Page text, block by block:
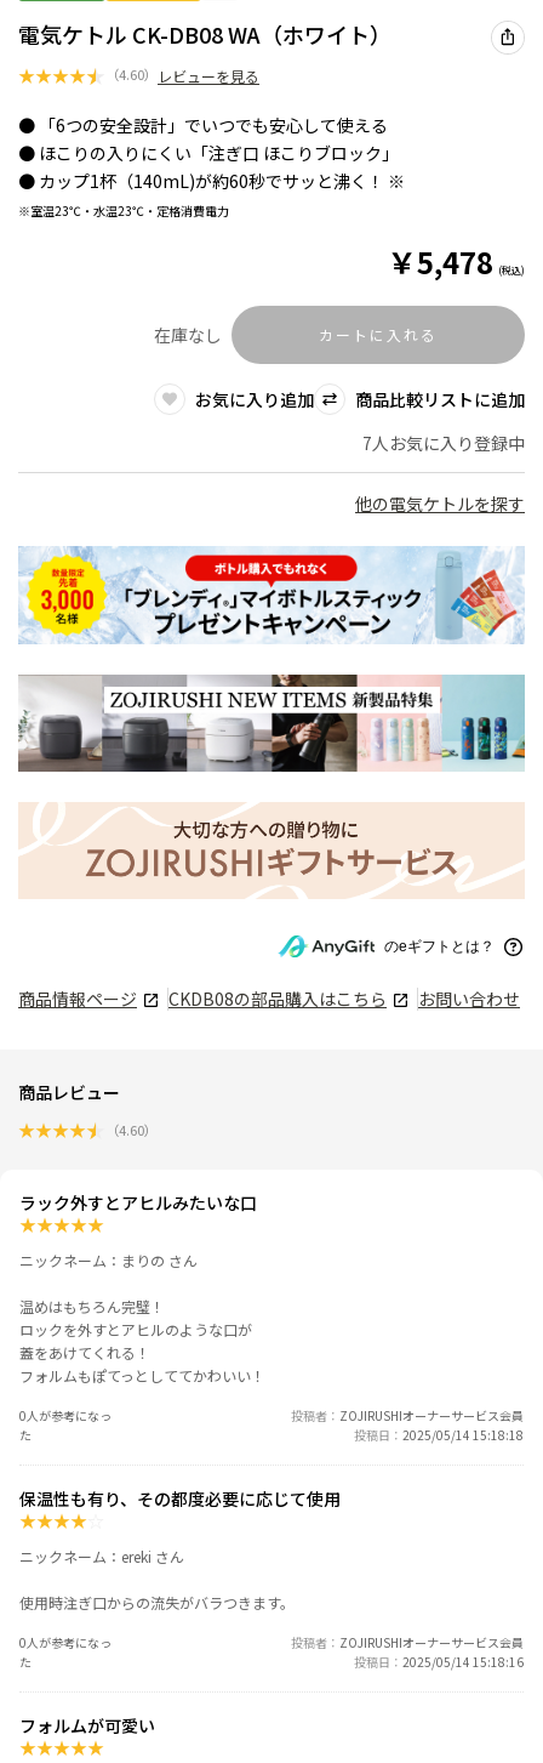
電気ケトル CK-DB08 WA（ホワイト）
★★★★★ （4.60） レビューを見る
● 「6つの安全設計」でいつでも安心して使える
● ほこりの入りにくい「注ぎ口 ほこりブロック」
● カップ1杯（140mL)が約60秒でサッと沸く！ ※
※室温23℃・水温23℃・定格消費電力
￥5,478 (税込)
在庫なし カートに入れる
お気に入り追加
商品比較リストに追加
7人お気に入り登録中
他の電気ケトルを探す
のeギフトとは？
商品情報ページ CKDB08の部品購入はこちら お問い合わせ
商品レビュー
★★★★★ （4.60）
ラック外すとアヒルみたいな口
★★★★★
ニックネーム：まりの さん
温めはもちろん完璧！
ロックを外すとアヒルのような口が
蓋をあけてくれる！
フォルムもぽてっとしててかわいい！
0人が参考になっ
た
投稿者
ZOJIRUSHIオーナーサービス会員
投稿日
2025/05/14 15:18:18
保温性も有り、その都度必要に応じて使用
★★★★
ニックネーム：ereki さん
使用時注ぎ口からの流失がバラつきます。
0人が参考になっ
た
投稿者
ZOJIRUSHIオーナーサービス会員
投稿日
2025/05/14 15:18:16
フォルムが可愛い
★★★★★